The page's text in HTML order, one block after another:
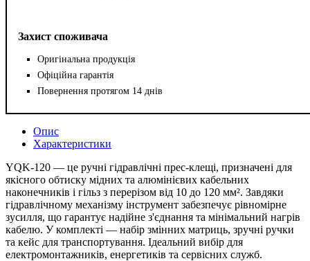
Захист споживача
Оригінальна продукція
Офіційна гарантія
Повернення протягом 14 днів
Опис
Характеристики
YQK-120 — це ручні гідравлічні прес-клещі, призначені для
якісного обтиску мідних та алюмінієвих кабельних
наконечників і гільз з перерізом від 10 до 120 мм². Завдяки
гідравлічному механізму інструмент забезпечує рівномірне
зусилля, що гарантує надійне з'єднання та мінімальний нагрів
кабелю. У комплекті — набір змінних матриць, зручні ручки
та кейс для транспортування. Ідеальний вибір для
електромонтажників, енергетиків та сервісних служб.